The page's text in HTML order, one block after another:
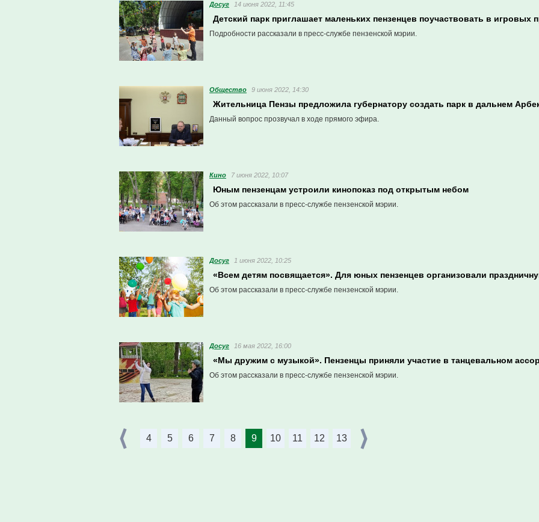
Досуг 14 июня 2022, 11:45
Детский парк приглашает маленьких пензенцев поучаствовать в игровых
Подробности рассказали в пресс-службе пензенской мэрии.
Общество 9 июня 2022, 14:30
Жительница Пензы предложила губернатору создать парк в дальнем
Данный вопрос прозвучал в ходе прямого эфира.
Кино 7 июня 2022, 10:07
Юным пензенцам устроили кинопоказ под открытым небом
Об этом рассказали в пресс-службе пензенской мэрии.
Досуг 1 июня 2022, 10:25
«Всем детям посвящается». Для юных пензенцев организовали
Об этом рассказали в пресс-службе пензенской мэрии.
Досуг 16 мая 2022, 16:00
«Мы дружим с музыкой». Пензенцы приняли участие в танцевальном
Об этом рассказали в пресс-службе пензенской мэрии.
4 5 6 7 8 9 10 11 12 13